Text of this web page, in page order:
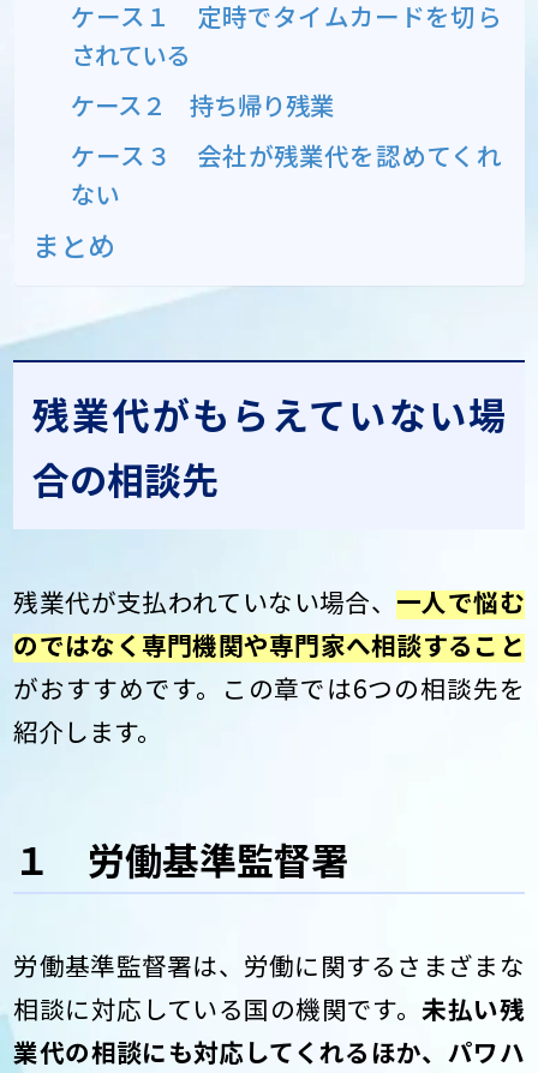
ケース１ 定時でタイムカードを切ら
されている
ケース２ 持ち帰り残業
ケース３ 会社が残業代を認めてくれ
ない
まとめ
残業代がもらえていない場
合の相談先
残業代が支払われていない場合、一人で悩む
のではなく専門機関や専門家へ相談すること
がおすすめです。この章では6つの相談先を
紹介します。
１ 労働基準監督署
労働基準監督署は、労働に関するさまざまな
相談に対応している国の機関です。未払い残
業代の相談にも対応してくれるほか、パワハ